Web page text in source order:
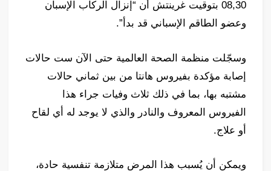
08,30 بتوقيت غرينتش أن “إنزال الركاب الإسبان
وعضو الطاقم الإسباني قد بدأ”.
وسجّلت منظمة الصحة العالمية حتى الآن ست حالات
إصابة مؤكدة بفيروس هانتا من بين ثماني حالات
مشتبه بها، بما في ذلك ثلاث وفيات جراء هذا
الفيروس المعروف والنادر والذي لا يوجد له أي لقاح
أو علاج.
ويمكن أن يُسبب هذا المرض متلازمة تنفسية حادة،